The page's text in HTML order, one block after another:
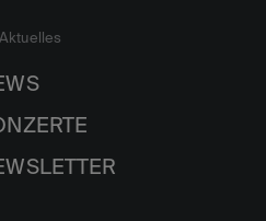
Aktuelles